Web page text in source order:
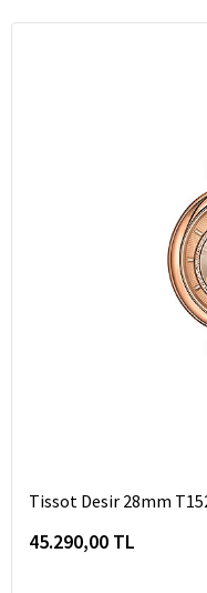
Tissot Desir 28mm
45.290,00 TL